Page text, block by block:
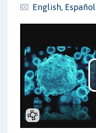
English, Español